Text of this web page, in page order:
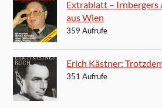
Extrablatt – Irnbergers
aus Wien
359 Aufrufe
Erich Kästner:
351 Aufrufe